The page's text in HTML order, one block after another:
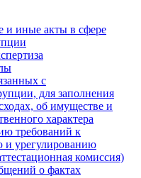
и иные акты в сфере
с
для заполнения
об имуществе и
характера
требований к
и урегулированию
комиссия)
о фактах